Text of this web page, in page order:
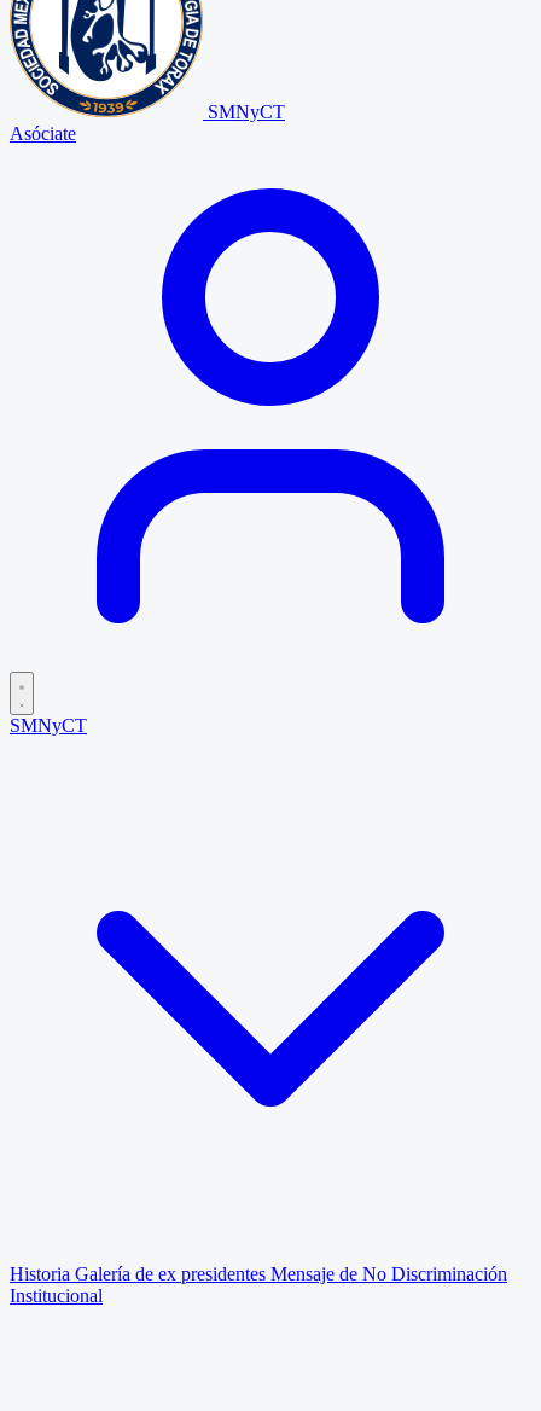
SMNyCT
Asóciate
SMNyCT
Historia Galería de ex presidentes Mensaje de No Discriminación
Institucional